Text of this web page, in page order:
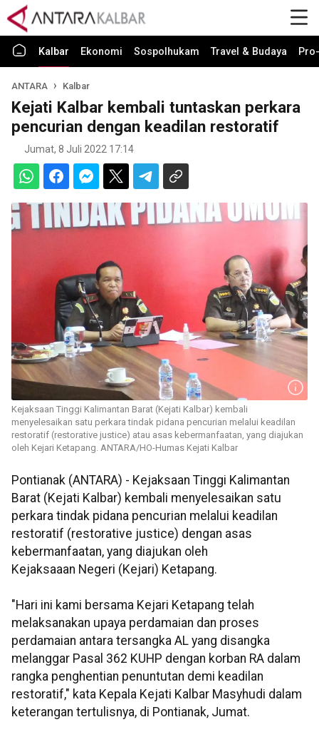
Kalbar Ekonomi Sospolhukam Travel & Budaya
ANTARA Kalbar
Kejati Kalbar kembali tuntaskan perkara
pencurian dengan keadilan restoratif
Jumat, 8 Juli 2022 17:14
Kejaksaan Tinggi Kalimantan Barat (Kejati Kalbar) kembali
menyelesaikan satu perkara tindak pidana pencurian melalui keadilan
restoratif (restorative justice) atau asas kebermanfaatan, yang diajukan
oleh Kejari Ketapang. ANTARA/HO-Humas Kejati Kalbar
Pontianak (ANTARA) - Kejaksaan Tinggi Kalimantan
Barat (Kejati Kalbar) kembali menyelesaikan satu
perkara tindak pidana pencurian melalui keadilan
restoratif (restorative justice) dengan asas
kebermanfaatan, yang diajukan oleh
Kejaksaaan Negeri (Kejari) Ketapang.
"Hari ini kami bersama Kejari Ketapang telah
melaksanakan upaya perdamaian dan proses
perdamaian antara tersangka AL yang disangka
melanggar Pasal 362 KUHP dengan korban RA dalam
rangka penghentian penuntutan demi keadilan
restoratif," kata Kepala Kejati Kalbar Masyhudi dalam
keterangan tertulisnya, di Pontianak, Jumat.